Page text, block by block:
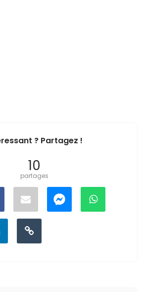
? Partagez !
10
partages